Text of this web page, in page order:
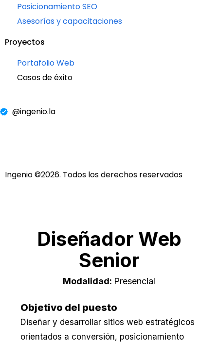
Posicionamiento SEO
Asesorías y capacitaciones
Proyectos
Portafolio Web
Casos de éxito
@ingenio.la
Ingenio ©2026. Todos los derechos reservados
Diseñador Web
Senior
Modalidad: Presencial
Objetivo del puesto
Diseñar y desarrollar sitios web estratégicos
orientados a conversión, posicionamiento